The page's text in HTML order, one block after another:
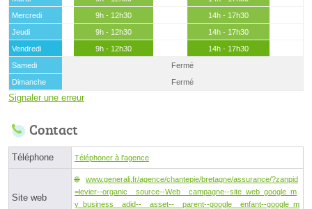
Mercredi
9h - 12h30
14h - 17h30
Jeudi
9h - 12h30
14h - 17h30
Vendredi
9h - 12h30
14h - 17h30
Samedi
Fermé
Dimanche
Fermé
Signaler une erreur
Contact
Téléphone Téléphoner à l'agence
Site web
www.generali.fr/agence/chantepie/bretagne/assurance/?zanpid
=levier--organic__source--Web__campagne--site_web_google_m
y_business__adid--__asset--__parent--google__enfant--google_m